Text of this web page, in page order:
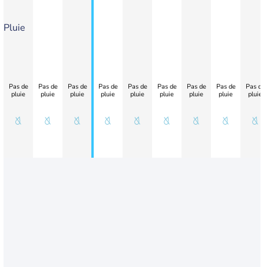
Pluie
Pas de
pluie
Pas de
pluie
Pas de
pluie
Pas de
pluie
Pas de
pluie
Pas de
pluie
Pas de
pluie
Pas de
pluie
Pas
pluie